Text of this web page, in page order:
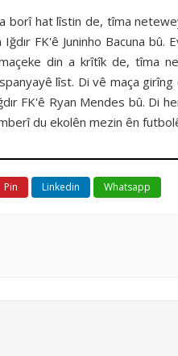
borî hat lîstin de, tîma
FK'ê Juninho Bacuna
din a krîtîk de, tîma
lîst. Di vê maça
FK'ê Ryan Mendes bû. Di
du ekolên mezin ên
Pin Linkedin Whatsapp